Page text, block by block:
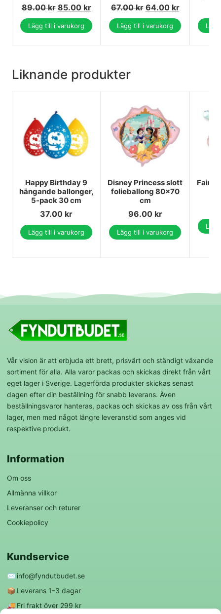
89.00kr 85.00 kr
Lägg till i varukorg
67.00kr 64.00 kr
Lägg till i varukorg
Liknande produkter
Happy Birthday 9
hängande ballonger,
5-pack 30 cm
37.00 kr
Lägg till i varukorg
Disney Princess slott
folieballong 80x70
cm
96.00 kr
Lägg till i varukorg
Fairy
Vår vision är att erbjuda ett brett, prisvärt och ständigt växande
sortiment för alla. Alla varor packas och skickas direkt från vårt
eget lager i Sverige. Lagerförda produkter skickas senast
dagen efter din beställning för snabb leverans. Även
beställningsvaror hanteras, packas och skickas av oss från vårt
lager, men med något längre leveranstid som anges vid
respektive produkt.
Information
Om oss
Allmänna villkor
Leveranser och returer
Cookiepolicy
Kundservice
✉️ info@fyndutbudet.se
📦 Leverans 1–3 dagar
🚚 Fri frakt över 299 kr